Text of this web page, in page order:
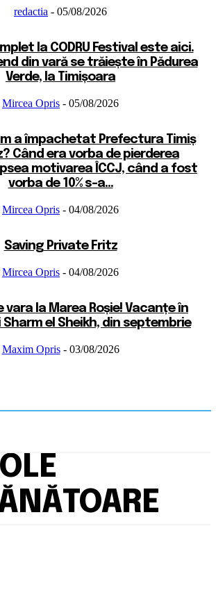
redactia - 05/08/2026
la CODRU Festival este aici.
din vară se trăiește în Pădurea
Verde, la Timișoara
Mircea Opris - 05/08/2026
a împachetat Prefectura Timiș
Când era vorba de pierderea
motivarea ÎCCJ, când a fost
vorba de 10% s-a...
Mircea Opris - 04/08/2026
Saving Private Fritz
Mircea Opris - 04/08/2026
vara la Marea Roșie! Vacanțe în
Sharm el Sheikh, din septembrie
Maxim Opris - 03/08/2026